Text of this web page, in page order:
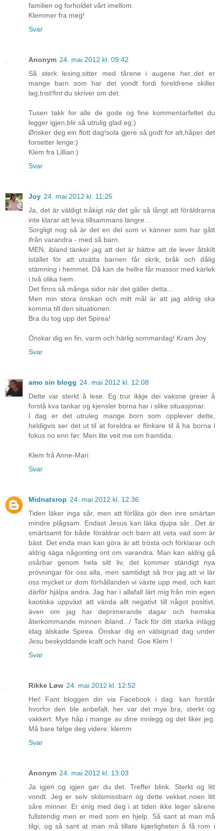
familien og forholdet vårt imellom.
Klemmer fra meg!
Svar
Anonym 24. mai 2012 kl. 09:42
Så sterk lesing,sitter med tårene i augene her..det er
mange barn som har det vondt fordi foreldrene skiller
lag,trist!fint du skriver om det.
Tusen takk for alle de gode og fine kommentarfeltet du
legger igjen,blir så utrulig glad eg:)
Ønsker deg ein flott dag!sola gjere så godt for alt,håper det
forsetter lenge:)
Klem fra Lillian:)
Svar
Joy 24. mai 2012 kl. 11:25
Ja, det är väldigt tråkigt när det går så långt att föräldrarna
inte klarar att leva tillsammans längre...
Sorgligt nog så är det en del som vi känner som har gått
ifrån varandra - med så barn.
MEN, ibland tänker jag att det är bättre att de lever åtskilt
istället för att utsätta barnen får skrik, bråk och dålig
stämning i hemmet. Då kan de hellre får massor med kärlek
i två olika hem.
Det finns så många sidor när det gäller detta...
Men min stora önskan och mitt mål är att jag aldrig ska
komma till den situationen.
Bra du tog upp det Spirea!
Önskar dig en fin, varm och härlig sommardag! Kram Joy
Svar
amo sin blogg 24. mai 2012 kl. 12:08
Dette var sterkt å lese. Eg trur ikkje dei vaksne greier å
forstå kva tankar og kjensler borna har i slike situasjonar.
I dag er det utruleg mange born som opplever dette,
heldigvis ser det ut til at foreldra er flinkare til å ha borna i
fokus no enn før. Men lite veit me om framtida.
Klem frå Anne-Mari
Svar
Midnatsrop 24. mai 2012 kl. 12:36
Tiden läker inga sår, men att förlåta gör den inre smärtan
mindre plågsam. Endast Jesus kan läka djupa sår...Det är
smärtsamt för både föräldrar och barn att veta vad som är
bäst. Det enda man kan göra är att trösta och förklarar och
aldrig säga någonting ont om varandra. Man kan aldrig gå
osårbar genom hela sitt liv, det kommer ständigt nya
prövningar för oss alla, men samtidigt så tror jag att vi lär
oss mycket ur dom förhållanden vi växte upp med, och kan
därför hjälpa andra. Jag har i allafall lärt mig från min egen
kaotiska uppväxt att vända allt negativt till något positivt,
även om jag har deprimerande dagar och hemska
återkommande minnen ibland.../ Tack för ditt starka inlägg
idag älskade Spirea. Önskar dig en välsignad dag under
Jesu beskyddande kraft och hand. Goe Klem !
Svar
Rikke Løw 24. mai 2012 kl. 12:52
Hei! Fant bloggen din via Facebook i dag. kan forstår
hvorfor den ble anbefalt. her var det mye bra, sterkt og
vakkert. Mye håp i mange av dine innlegg og det liker jeg.
Må bare følge deg videre. klemm
Svar
Anonym 24. mai 2012 kl. 13:03
Ja igjen og igjen gør du det. Treffer blink. Sterkt og litt
vondt. Jeg er selv skilsmissbarn og dette vekket noen litt
såre minner. Er enig med deg i at tiden ikke leger sårene
fullstendig men er med som en hjelp. Så sant at man må
tilgi, og så sant at man må tillate kjærligheten å få rom i